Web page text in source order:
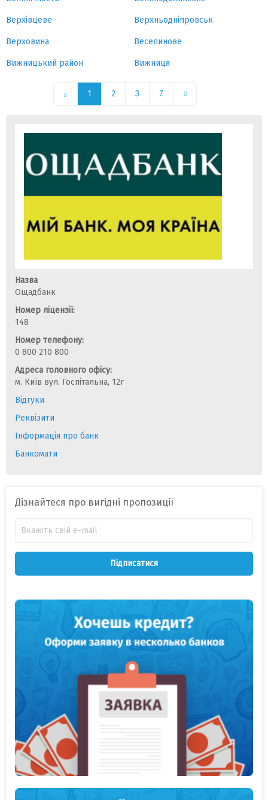
Верхівцеве Верхньодніпровськ
Верховина Веселинове
Вижницький район Вижниця
1 2 3 7
Назва
Ощадбанк
Номер ліцензії:
148
Номер телефону:
0 800 210 800
Адреса головного офісу:
м. Київ вул. Госпітальна, 12г
Відгуки
Реквізити
Інформація про банк
Банкомати
Дізнайтеся про вигідні пропозиції
Підписатися